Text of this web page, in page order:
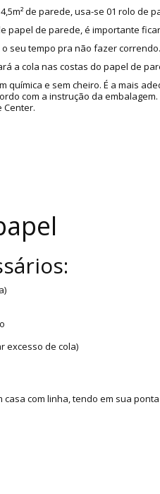
de parede, usa-se 01 rolo
papel de parede, é importante
seu tempo pra não fazer
a cola nas costas do papel de
química e sem cheiro. É a mais
com a instrução da
Center.
excesso de cola)
com linha, tendo em sua